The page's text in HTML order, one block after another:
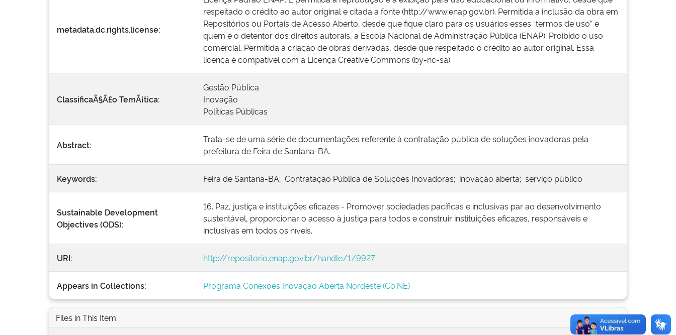
metadata.dc.rights.license:
respeitado o crédito ao autor original e citada a fonte (http://www.enap.gov.br). Permitida a inclusão da obra em
Repositórios ou Portais de Acesso Aberto, desde que fique claro para os usuários esses “termos de uso” e
quem é o detentor dos direitos autorais, a Escola Nacional de Administração Pública (ENAP). Proibido o uso
comercial. Permitida a criação de obras derivadas, desde que respeitado o crédito ao autor original. Essa
licença é compatível com a Licença Creative Commons (by-nc-sa).
ClassificaÃ§Ã£o TemÃ¡tica:
Gestão Pública
Inovação
Políticas Públicas
Abstract:
Trata-se de uma série de documentações referente à contratação pública de soluções inovadoras pela
prefeitura de Feira de Santana-BA.
Keywords: Feira de Santana-BA; Contratação Pública de Soluções Inovadoras; inovação aberta; serviço público
Sustainable Development
Objectives (ODS):
16. Paz, justiça e instituições eficazes - Promover sociedades pacíficas e inclusivas par ao desenvolvimento
sustentável, proporcionar o acesso à justiça para todos e construir instituições eficazes, responsáveis e
inclusivas em todos os níveis.
URI: http://repositorio.enap.gov.br/handle/1/9927
Appears in Collections: Programa Conexões Inovação Aberta Nordeste (Co.NE)
Files in This Item: